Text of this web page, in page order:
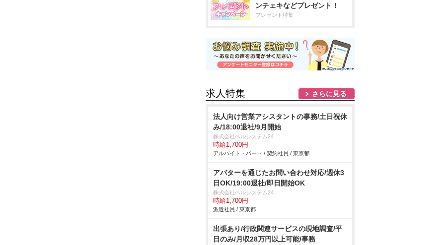
ンチェキなどプレゼント！
プレゼント特集
求人特集 さらに見る
法人向け営業アシスタントの事務/土日祝休
み/18:00退社/9月開始
株式会社ベルシステム24
時給1,700円
アルバイト・パート / 契約社員 / 東京都
アバターを通じたお問い合わせ対応/週休3
日OK/19:00退社/即日開始OK
株式会社ベルシステム24
時給1,700円
派遣社員 / 東京都
出張あり/行政関連サービスの現地調査/平
日のみ/月収28万円以上可能/事務